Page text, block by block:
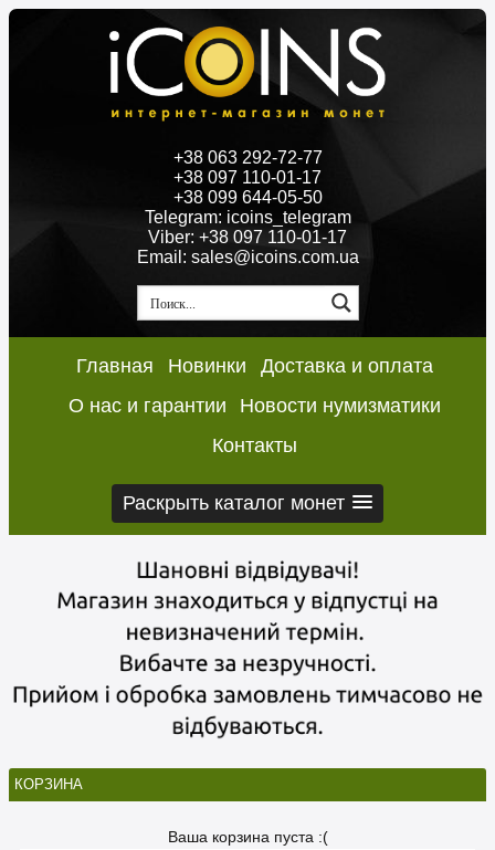
+38 063 292-72-77
+38 097 110-01-17
+38 099 644-05-50
Telegram: icoins_telegram
Viber: +38 097 110-01-17
Email: sales@icoins.com.ua
Главная Новинки
Доставка и оплата
О нас и гарантии
Новости нумизматики
Контакты
Раскрыть каталог монет
КОРЗИНА
Ваша корзина пуста :(